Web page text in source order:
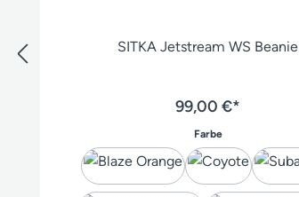
SITKA Jetstream WS Beanie
99,00 €*
Farbeauswählen